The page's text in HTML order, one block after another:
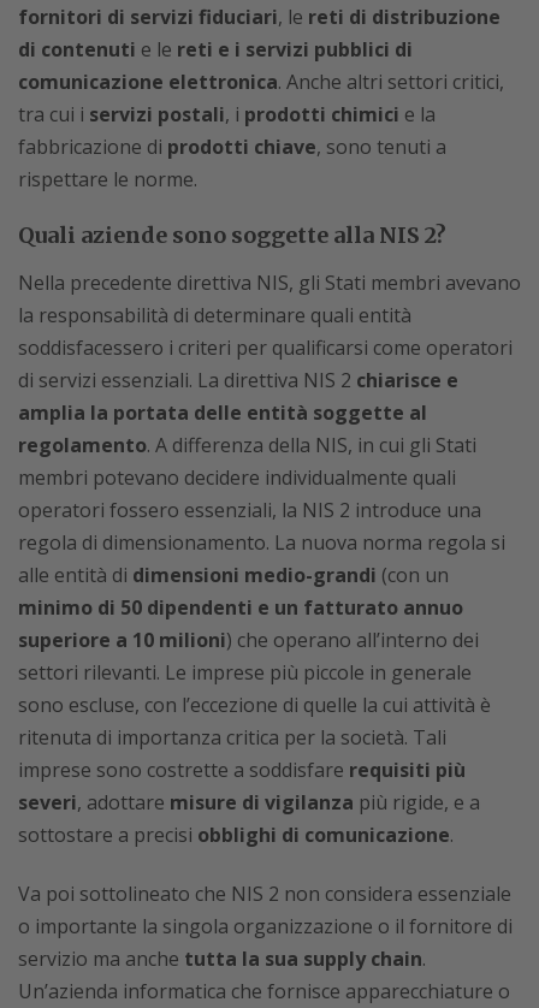
fornitori di servizi fiduciari, le reti di distribuzione
di contenuti e le reti e i servizi pubblici di
comunicazione elettronica. Anche altri settori critici,
tra cui i servizi postali, i prodotti chimici e la
fabbricazione di prodotti chiave, sono tenuti a
rispettare le norme.
Quali aziende sono soggette alla NIS 2?
Nella precedente direttiva NIS, gli Stati membri avevano
la responsabilità di determinare quali entità
soddisfacessero i criteri per qualificarsi come operatori
di servizi essenziali. La direttiva NIS 2 chiarisce e
amplia la portata delle entità soggette al
regolamento. A differenza della NIS, in cui gli Stati
membri potevano decidere individualmente quali
operatori fossero essenziali, la NIS 2 introduce una
regola di dimensionamento. La nuova norma regola si
alle entità di dimensioni medio-grandi (con un
minimo di 50 dipendenti e un fatturato annuo
superiore a 10 milioni) che operano all’interno dei
settori rilevanti. Le imprese più piccole in generale
sono escluse, con l’eccezione di quelle la cui attività è
ritenuta di importanza critica per la società. Tali
imprese sono costrette a soddisfare requisiti più
severi, adottare misure di vigilanza più rigide, e a
sottostare a precisi obblighi di comunicazione.
Va poi sottolineato che NIS 2 non considera essenziale
o importante la singola organizzazione o il fornitore di
servizio ma anche tutta la sua supply chain.
Un’azienda informatica che fornisce apparecchiature o